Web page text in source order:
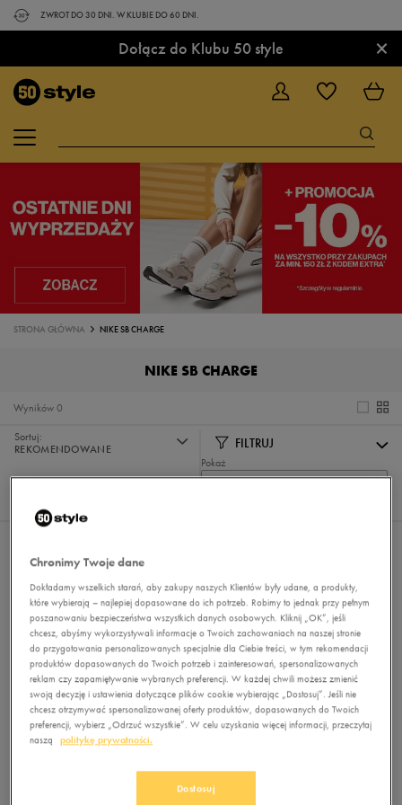
ZWROT DO 30 DNI. W KLUBIE DO 60 DNI.
Dołącz do Klubu 50 style ×
STRONA GŁÓWNA NIKE SB CHARGE
NIKE SB CHARGE
0
Wyników
Sortuj:
REKOMENDOWANE
FILTRUJ
Pokaż
Brak produktów do wyświetlenia
Zmień kryteria wyszukiwania lub
usuń wybrane filtry
Chronimy Twoje dane
Dokładamy wszelkich starań, aby zakupy naszych Klientów były udane, a produkty,
które wybierają – najlepiej dopasowane do ich potrzeb. Robimy to jednak przy pełnym
poszanowaniu bezpieczeństwa wszystkich danych osobowych. Kliknij „OK”, jeśli
chcesz, abyśmy wykorzystywali informacje o Twoich zachowaniach na naszej stronie
do przygotowania personalizowanych specjalnie dla Ciebie treści, w tym rekomendacji
produktów dopasowanych do Twoich potrzeb i zainteresowań, spersonalizowanych
reklam czy zapamiętywanie wybranych preferencji. W każdej chwili możesz zmienić
swoją decyzję i ustawienia dotyczące plików cookie wybierając „Dostosuj”. Jeśli nie
chcesz otrzymywać spersonalizowanej oferty produktów, dopasowanych do Twoich
preferencji, wybierz „Odrzuć wszystkie”. W celu uzyskania więcej informacji, przeczytaj
naszą
politykę prywatności.
Dostosuj